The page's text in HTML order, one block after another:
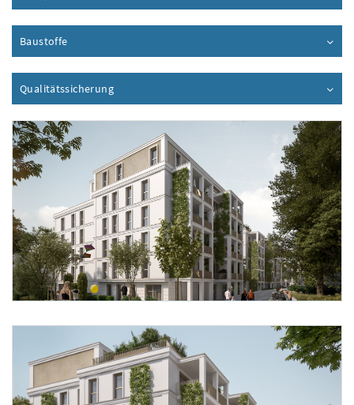
Baustoffe
QualitätssicherungInhalt aufklappen
Foto 1: ZOOM VP.AT